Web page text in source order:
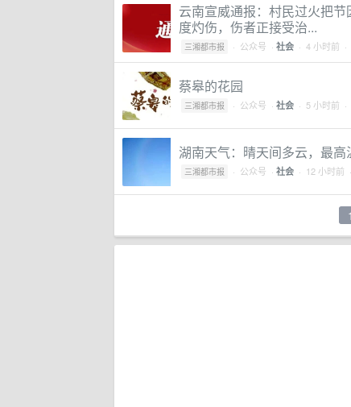
云南宣威通报：村民过火把
度灼伤，伤者正接受治...
三湘都市报 · 公众号 · 社会 · 4 小时前 ·
蔡皋的花园
三湘都市报 · 公众号 · 社会 · 5 小时前 ·
湖南天气：晴天间多云，最
三湘都市报 · 公众号 · 社会 · 12 小时前 ·
1